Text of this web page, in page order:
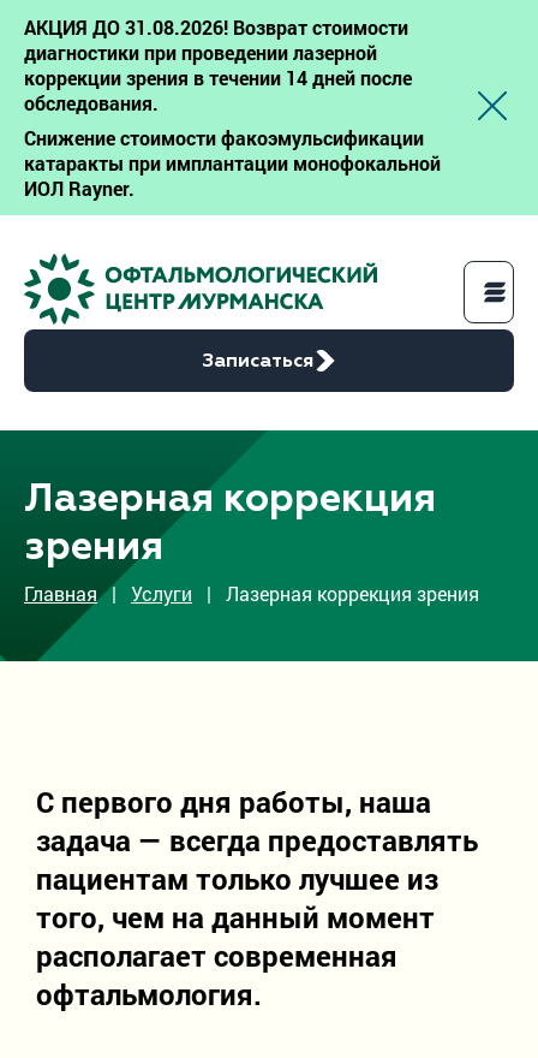
АКЦИЯ ДО 31.08.2026! Возврат стоимости
диагностики при проведении лазерной
коррекции зрения в течении 14 дней после
обследования.
Снижение стоимости факоэмульсификации
катаракты при имплантации монофокальной
ИОЛ Rayner.
Записаться
Услуги
Врачи
Акции
О клинике
ОМС
Дополнительная информация
Блог
Отзывы пациентов
Отделение в Петрозаводске
Отправка жалоб при оказании услуг по ОМС
Лазерная коррекция
зрения
Главная| Услуги | Лазерная коррекция зрения
С первого дня работы, наша
задача — всегда предоставлять
пациентам только лучшее из
того, чем на данный момент
располагает современная
офтальмология.